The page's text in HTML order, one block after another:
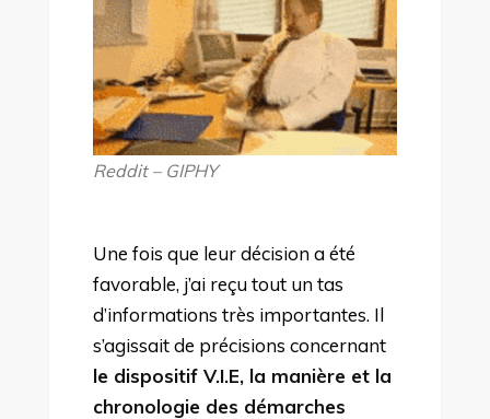
Reddit – GIPHY
Une fois que leur décision a été
favorable, j’ai reçu tout un tas
d’informations très importantes. Il
s’agissait de précisions concernant
le dispositif V.I.E, la manière et la
chronologie des démarches